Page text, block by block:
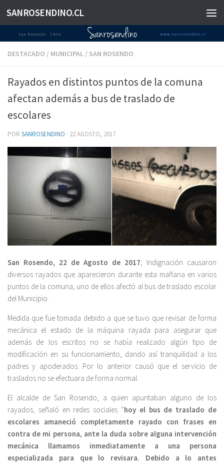
Saltar al contenido
SANROSENDINO.CL
DESTACADO / MUNICIPAL / SAN ROSENDO
Rayados en distintos puntos de la comuna
afectan además a bus de traslado de
escolares
POR SANROSENDINO · 22 AGOSTO, 2017
San Rosendo, 22 de Agosto de 2017; Indignación causaron
diversos rayados que aparecieron durante esta mañana en varios
puntos de la comuna, uno de ellos afectó al bus de traslado escolar
del Municipio.
Medida que fue tomada debido a que se tuvo que revisar de forma
mecánica el estado de la máquina rayada para asegurar que
además de los escritos no se había realizado algún tipo de
modificación en su funcionamiento, dando así tranquilidad a los
padres y apoderados. Por lo anterior causó que el servicio de
traslados no se efectuara de forma normal.
El alcalde de San Rosendo, a quien apuntaban alguno de los
rayados, señaló en redes sociales “hoy el bus de traslado de
escolares amaneció completamente rayado con frases en
contra de mi persona, ante la duda sobre alguna intervención
mecánica llamamos inmediatamente a una persona
especializada para que lo revisara. Debido a lo antes